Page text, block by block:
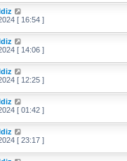
[ 16:54 ]
[ 14:06 ]
[ 12:25 ]
[ 01:42 ]
[ 23:17 ]